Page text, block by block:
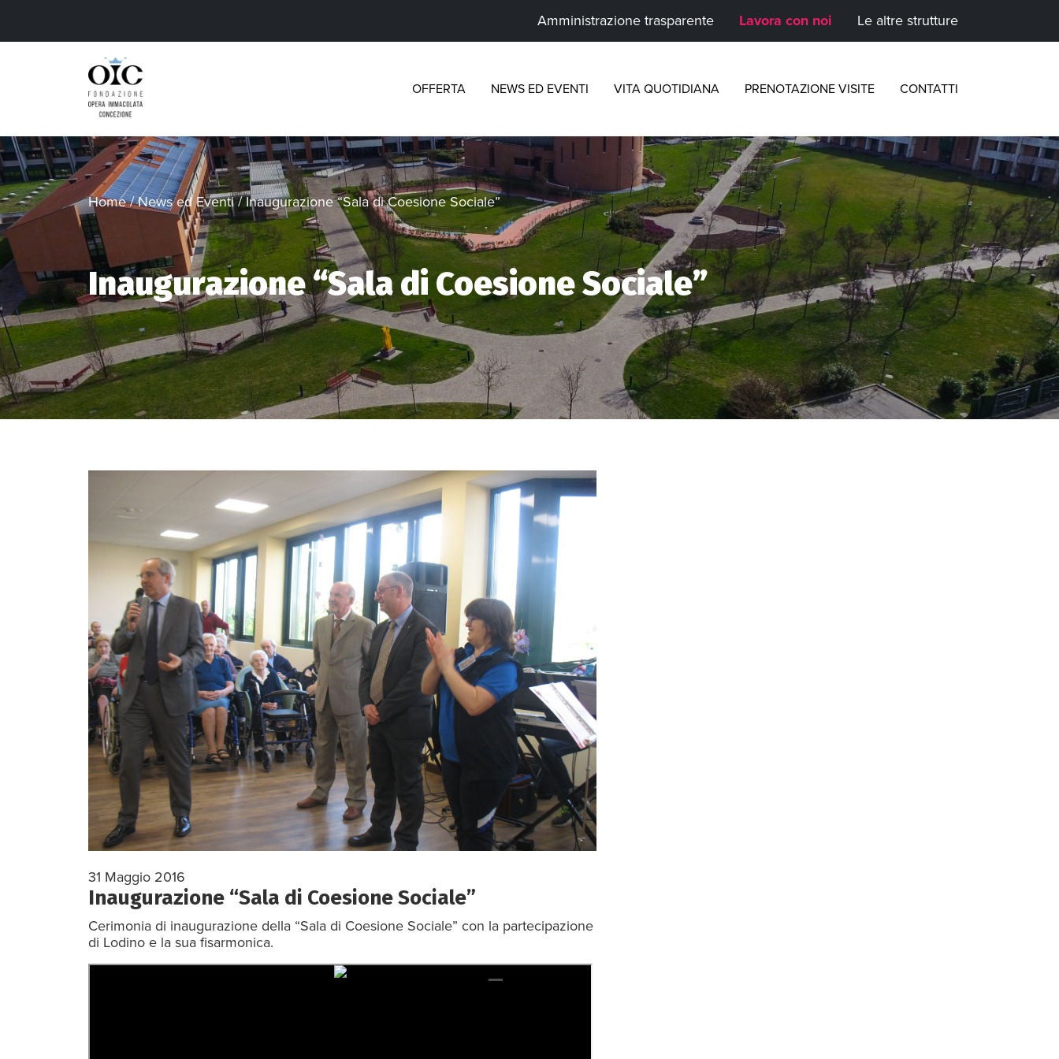
Amministrazione trasparente Lavora con noi Le altre strutture
OFFERTA NEWS ED EVENTI VITA QUOTIDIANA PRENOTAZIONE VISITE CONTATTI
Home/News ed Eventi/Inaugurazione “Sala di Coesione Sociale”
Inaugurazione “Sala di Coesione Sociale”
31 Maggio 2016
Inaugurazione “Sala di Coesione Sociale”
Cerimonia di inaugurazione della “Sala di Coesione Sociale” con la partecipazione
di Lodino e la sua fisarmonica.